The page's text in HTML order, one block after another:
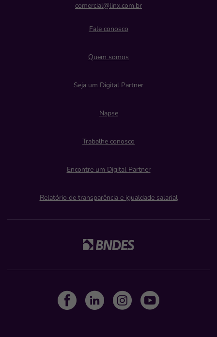
comercial@linx.com.br
Fale conosco
Quem somos
Seja um Digital Partner
Napse
Trabalhe conosco
Encontre um Digital Partner
Relatório de transparência e igualdade salarial